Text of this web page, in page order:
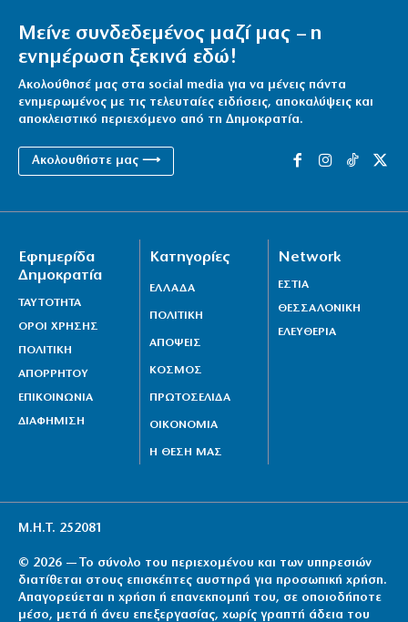
Μείνε συνδεδεμένος μαζί μας – η
ενημέρωση ξεκινά εδώ!
Ακολούθησέ μας στα social media για να μένεις πάντα
ενημερωμένος με τις τελευταίες ειδήσεις, αποκαλύψεις και
αποκλειστικό περιεχόμενο από τη Δημοκρατία.
Ακολουθήστε μας ⟶
Εφημερίδα
Δημοκρατία
ΤΑΥΤΟΤΗΤΑ
ΟΡΟΙ ΧΡΗΣΗΣ
ΠΟΛΙΤΙΚΗ
ΑΠΟΡΡΗΤΟΥ
ΕΠΙΚΟΙΝΩΝΙΑ
ΔΙΑΦΗΜΙΣΗ
Κατηγορίες
ΕΛΛΑΔΑ
ΠΟΛΙΤΙΚΗ
ΑΠΟΨΕΙΣ
ΚΟΣΜΟΣ
ΠΡΩΤΟΣΕΛΙΔΑ
ΟΙΚΟΝΟΜΙΑ
Η ΘΕΣΗ ΜΑΣ
Network
ΕΣΤΙΑ
ΘΕΣΣΑΛΟΝΙΚΗ
ΕΛΕΥΘΕΡΙΑ
Μ.Η.Τ. 252081
© 2026 — Το σύνολο του περιεχομένου και των υπηρεσιών
διατίθεται στους επισκέπτες αυστηρά για προσωπική χρήση.
Απαγορεύεται η χρήση ή επανεκπομπή του, σε οποιοδήποτε
μέσο, μετά ή άνευ επεξεργασίας, χωρίς γραπτή άδεια του